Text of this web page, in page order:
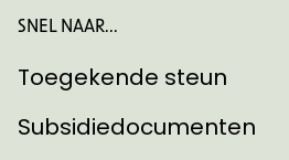
SNEL NAAR...
Toegekende steun
Subsidiedocumenten